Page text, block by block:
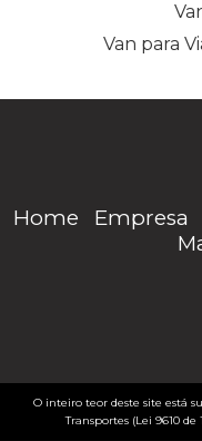
Van para
Home Empresa
O inteiro teor deste site está
Transportes (Lei 9610 de